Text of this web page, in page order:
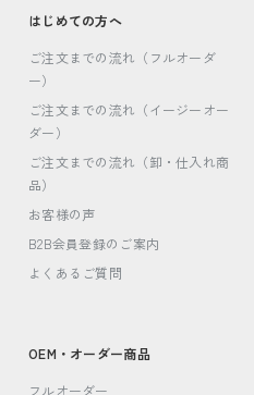
はじめての方へ
ご注文までの流れ（フルオーダ
ー）
ご注文までの流れ（イージーオー
ダー）
ご注文までの流れ（卸・仕入れ商
品）
お客様の声
B2B会員登録のご案内
よくあるご質問
OEM・オーダー商品
フルオーダー